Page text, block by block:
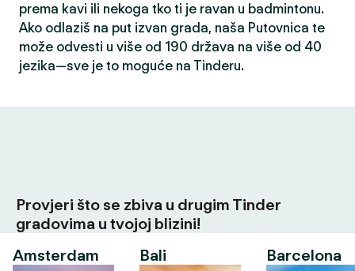
prema kavi ili nekoga tko ti je ravan u badmintonu.
Ako odlaziš na put izvan grada, naša Putovnica te
može odvesti u više od 190 država na više od 40
jezika—sve je to moguće na Tinderu.
Provjeri što se zbiva u drugim Tinder
gradovima u tvojoj blizini!
Amsterdam
Bali Barcelona